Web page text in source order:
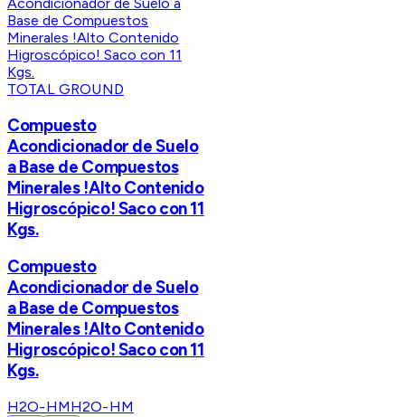
TOTAL GROUND
Compuesto
Acondicionador de Suelo
a Base de Compuestos
Minerales !Alto Contenido
Higroscópico! Saco con 11
Kgs.
Compuesto
Acondicionador de Suelo
a Base de Compuestos
Minerales !Alto Contenido
Higroscópico! Saco con 11
Kgs.
H2O-HMH2O-HM